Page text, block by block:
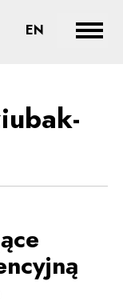
-
EN CHANGE